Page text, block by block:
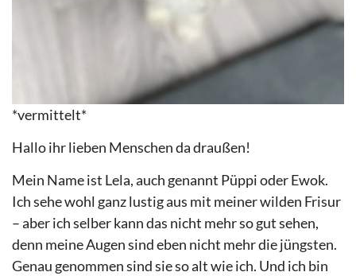
*vermittelt*
Hallo ihr lieben Menschen da draußen!
Mein Name ist Lela, auch genannt Püppi oder Ewok.
Ich sehe wohl ganz lustig aus mit meiner wilden Frisur
– aber ich selber kann das nicht mehr so gut sehen,
denn meine Augen sind eben nicht mehr die jüngsten.
Genau genommen sind sie so alt wie ich. Und ich bin